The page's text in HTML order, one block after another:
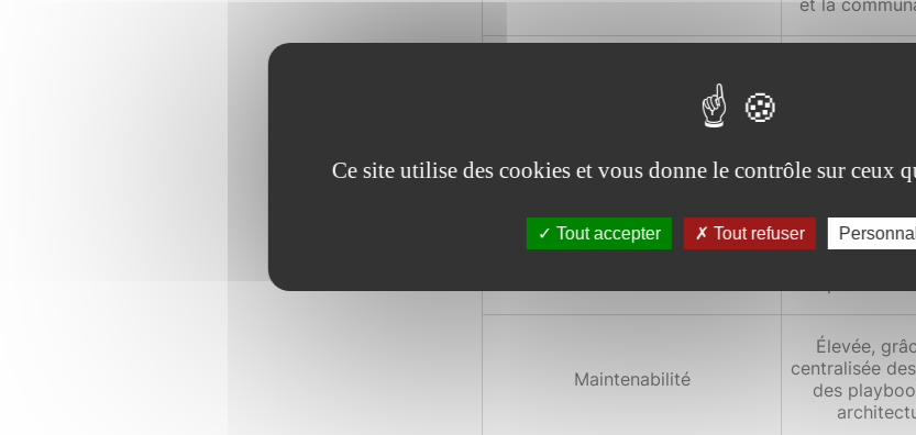
et la
Performance générale
Très
performances
Maintenabilité
Élevée,
centralisée
des
Ce site utilise des cookies et vous donne le contrôle sur ceux
Tout accepter Tout refuser